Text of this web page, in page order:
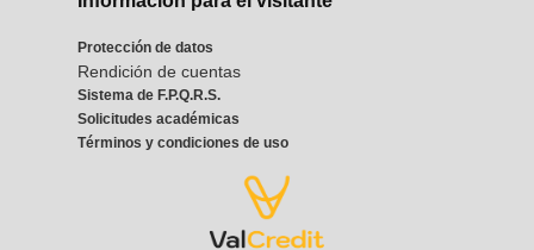
Protección de datos
Rendición de cuentas
Sistema de F.P.Q.R.S.
Solicitudes académicas
Términos y condiciones de uso